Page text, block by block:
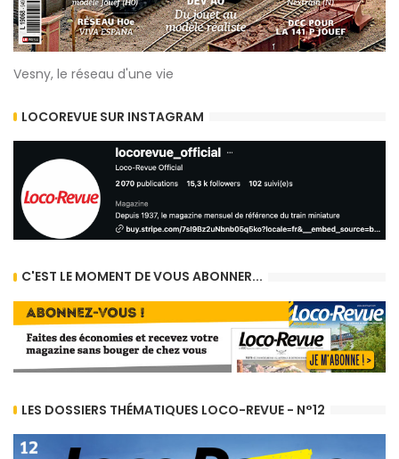
Vesny, le réseau d'une vie
LOCOREVUE SUR INSTAGRAM
C'EST LE MOMENT DE VOUS ABONNER...
LES DOSSIERS THÉMATIQUES LOCO-REVUE - N°12